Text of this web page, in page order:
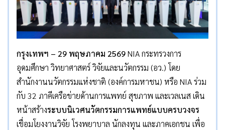
กรุงเทพฯ – 29 พฤษภาคม 2569NIA กระทรวงการ
อุดมศึกษา วิทยาศาสตร์ วิจัยและนวัตกรรม (อว.) โดย
สำนักงานนวัตกรรมแห่งชาติ (องค์การมหาชน) หรือ NIA ร่วม
กับ 32 ภาคีเครือข่ายด้านการแพทย์ สุขภาพ และเวลเนส เดิน
หน้าสร้างระบบนิเวศนวัตกรรมการแพทย์แบบครบวงจร
เชื่อมโยงงานวิจัย โรงพยาบาล นักลงทุน และภาคเอกชน เพื่อ